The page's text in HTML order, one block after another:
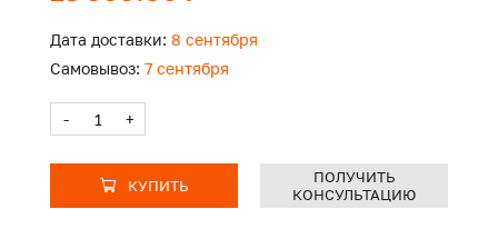
Дата доставки: 8 сентября
Самовывоз: 7 сентября
- +
КУПИТЬ
ПОЛУЧИТЬ
КОНСУЛЬТАЦИЮ